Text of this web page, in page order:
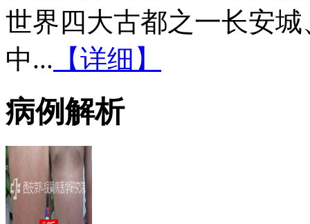
世界四大古都之一长安
中... 【详细】
病例解析